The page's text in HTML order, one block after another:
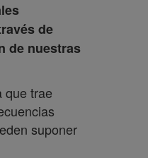
de
de nuestras
que trae
suponer